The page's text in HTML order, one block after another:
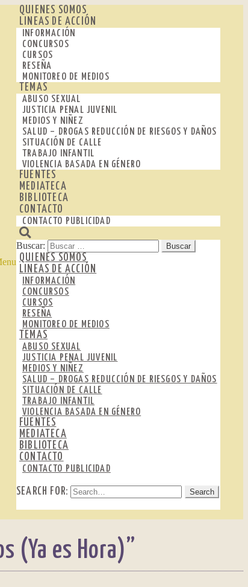
QUIENES SOMOS
LINEAS DE ACCIÓN
INFORMACIÓN
CONCURSOS
CURSOS
RESEÑA
MONITOREO DE MEDIOS
TEMAS
ABUSO SEXUAL
JUSTICIA PENAL JUVENIL
MEDIOS Y NIÑEZ
SALUD – DROGAS REDUCCIÓN DE RIESGOS Y DAÑOS
SITUACIÓN DE CALLE
TRABAJO INFANTIL
VIOLENCIA BASADA EN GÉNERO
FUENTES
MEDIATECA
BIBLIOTECA
CONTACTO
CONTACTO PUBLICIDAD
Buscar:
QUIENES SOMOS
LINEAS DE ACCIÓN
INFORMACIÓN
CONCURSOS
CURSOS
RESEÑA
MONITOREO DE MEDIOS
TEMAS
ABUSO SEXUAL
JUSTICIA PENAL JUVENIL
MEDIOS Y NIÑEZ
SALUD – DROGAS REDUCCIÓN DE RIESGOS Y DAÑOS
SITUACIÓN DE CALLE
TRABAJO INFANTIL
VIOLENCIA BASADA EN GÉNERO
FUENTES
MEDIATECA
BIBLIOTECA
CONTACTO
CONTACTO PUBLICIDAD
SEARCH FOR:
(Ya es Hora)”